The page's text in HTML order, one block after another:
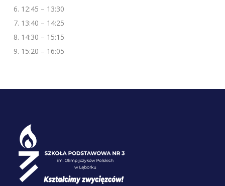
12:45 – 13:30
13:40 – 14:25
14:30 – 15:15
15:20 – 16:05